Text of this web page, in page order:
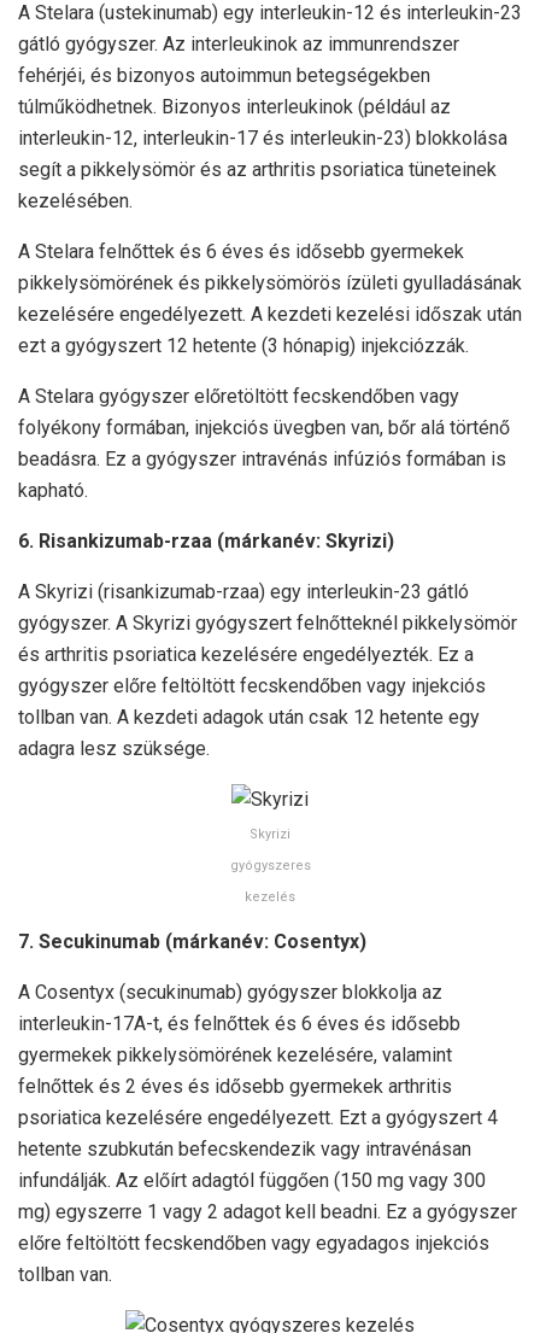
A Stelara (ustekinumab) egy interleukin-12 és interleukin-23
gátló gyógyszer. Az interleukinok az immunrendszer
fehérjéi, és bizonyos autoimmun betegségekben
túlműködhetnek. Bizonyos interleukinok (például az
interleukin-12, interleukin-17 és interleukin-23) blokkolása
segít a pikkelysömör és az arthritis psoriatica tüneteinek
kezelésében.
A Stelara felnőttek és 6 éves és idősebb gyermekek
pikkelysömörének és pikkelysömörös ízületi gyulladásának
kezelésére engedélyezett. A kezdeti kezelési időszak után
ezt a gyógyszert 12 hetente (3 hónapig) injekciózzák.
A Stelara gyógyszer előretöltött fecskendőben vagy
folyékony formában, injekciós üvegben van, bőr alá történő
beadásra. Ez a gyógyszer intravénás infúziós formában is
kapható.
6. Risankizumab-rzaa (márkanév: Skyrizi)
A Skyrizi (risankizumab-rzaa) egy interleukin-23 gátló
gyógyszer. A Skyrizi gyógyszert felnőtteknél pikkelysömör
és arthritis psoriatica kezelésére engedélyezték. Ez a
gyógyszer előre feltöltött fecskendőben vagy injekciós
tollban van. A kezdeti adagok után csak 12 hetente egy
adagra lesz szüksége.
Skyrizi
gyógyszeres
kezelés
7. Secukinumab (márkanév: Cosentyx)
A Cosentyx (secukinumab) gyógyszer blokkolja az
interleukin-17A-t, és felnőttek és 6 éves és idősebb
gyermekek pikkelysömörének kezelésére, valamint
felnőttek és 2 éves és idősebb gyermekek arthritis
psoriatica kezelésére engedélyezett. Ezt a gyógyszert 4
hetente szubkután befecskendezik vagy intravénásan
infundálják. Az előírt adagtól függően (150 mg vagy 300
mg) egyszerre 1 vagy 2 adagot kell beadni. Ez a gyógyszer
előre feltöltött fecskendőben vagy egyadagos injekciós
tollban van.